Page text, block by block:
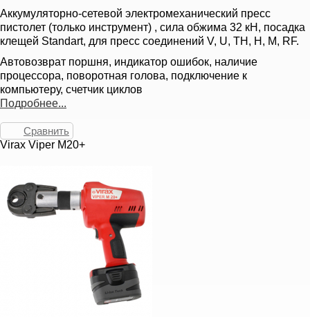
Аккумуляторно-сетевой электромеханический пресс
пистолет (только инструмент) , сила обжима 32 кН, посадка
клещей Standart, для пресс соединений V, U, TH, H, M, RF.
Автовозврат поршня, индикатор ошибок, наличие
процессора, поворотная голова, подключение к
компьютеру, счетчик циклов
Подробнее...
Сравнить
Virax Viper M20+